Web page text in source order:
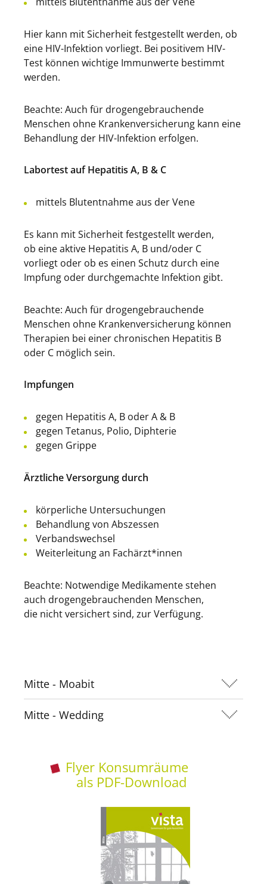
Hier kann mit Sicherheit festgestellt werden, ob
eine HIV-Infektion vorliegt. Bei positivem HIV-
Test können wichtige Immunwerte bestimmt
werden.
Beachte: Auch für drogengebrauchende
Menschen ohne Krankenversicherung kann eine
Behandlung der HIV-Infektion erfolgen.
Labortest auf Hepatitis A, B & C
mittels Blutentnahme aus der Vene
Es kann mit Sicherheit festgestellt werden,
ob eine aktive Hepatitis A, B und/oder C
vorliegt oder ob es einen Schutz durch eine
Impfung oder durchgemachte Infektion gibt.
Beachte: Auch für drogengebrauchende
Menschen ohne Krankenversicherung können
Therapien bei einer chronischen Hepatitis B
oder C möglich sein.
Impfungen
gegen Hepatitis A, B oder A & B
gegen Tetanus, Polio, Diphterie
gegen Grippe
Ärztliche Versorgung durch
körperliche Untersuchungen
Behandlung von Abszessen
Verbandswechsel
Weiterleitung an Fachärzt*innen
Beachte: Notwendige Medikamente stehen
auch drogengebrauchenden Menschen,
die nicht versichert sind, zur Verfügung.
Mitte - Moabit
Mitte - Wedding
Flyer Konsumräume
als PDF-Download